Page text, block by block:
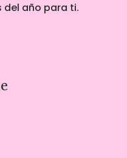
del año para ti.